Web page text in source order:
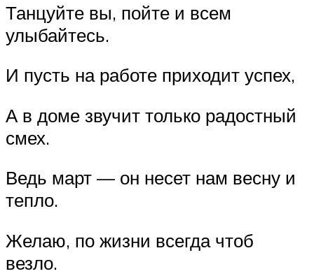
Танцуйте вы, пойте и всем
улыбайтесь.
И пусть на работе приходит успех,
А в доме звучит только радостный
смех.
Ведь март — он несет нам весну и
тепло.
Желаю, по жизни всегда чтоб
везло.